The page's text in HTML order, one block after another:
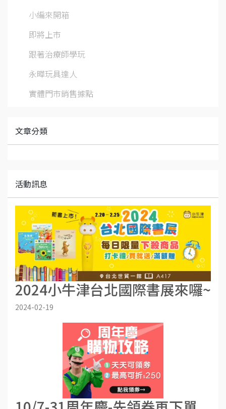
小編來開箱
即將上市
跟著治療師學玩
永曄玩具達人
實體門市銷售據點
文章分類
活動訊息
2024小牛津台北國際書展來囉~
2024-02-19